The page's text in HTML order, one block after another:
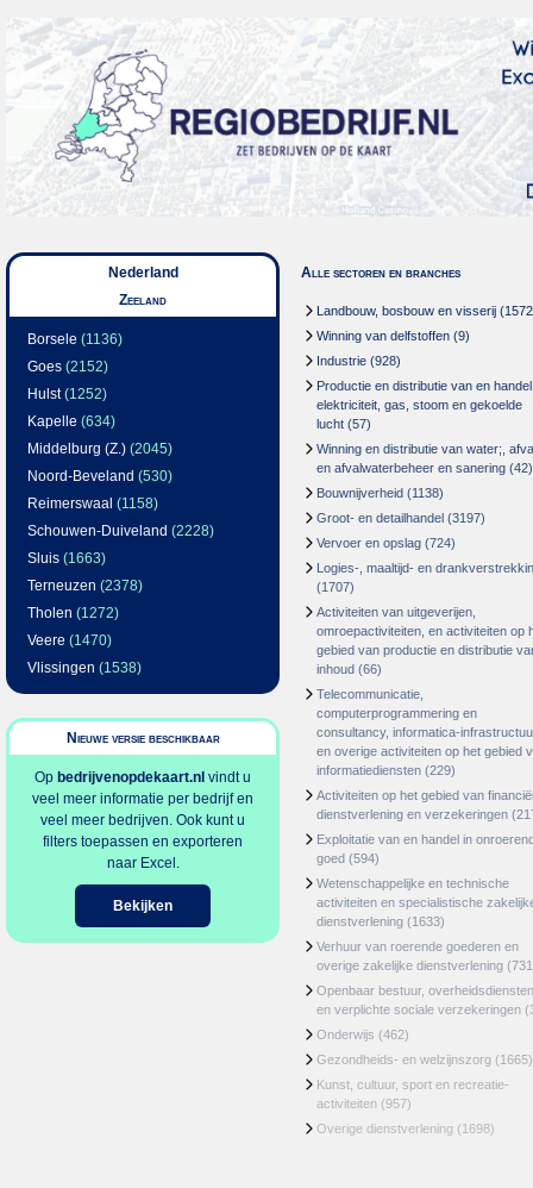
Nederland
Zeeland
Borsele (1136)
Goes (2152)
Hulst(1252)
Kapelle (634)
Middelburg (Z.) (2045)
Noord-Beveland (530)
Reimerswaal (1158)
Schouwen-Duiveland (2228)
Sluis (1663)
Terneuzen (2378)
Tholen (1272)
Veere (1470)
Vlissingen (1538)
Nieuwe versie beschikbaar
Op bedrijvenopdekaart.nl vindt u
veel meer informatie per bedrijf en
veel meer bedrijven. Ook kunt u
filters toepassen en exporteren
naar Excel.
Bekijken
Alle sectoren en branches
Landbouw, bosbouw en visserij
Winning van delfstoffen (9)
Industrie (928)
Productie en distributie van en
elektriciteit, gas, stoom en gekoelde
lucht (57)
Winning en distributie van water;,
en afvalwaterbeheer en sanering (42)
Bouwnijverheid (1138)
Groot- en detailhandel (3197)
Vervoer en opslag (724)
Logies-, maaltijd- en
(1707)
Activiteiten van uitgeverijen,
omroepactiviteiten, en activiteiten op
gebied van productie en distributie
inhoud (66)
Telecommunicatie,
computerprogrammering en
consultancy, informatica-
en overige activiteiten op het gebied
informatiediensten (229)
Activiteiten op het gebied van
dienstverlening en verzekeringen
Exploitatie van en handel in
goed (594)
Wetenschappelijke en technische
activiteiten en specialistische
dienstverlening (1633)
Verhuur van roerende goederen en
overige zakelijke dienstverlening
Openbaar bestuur, overheidsdiensten
en verplichte sociale verzekeringen
Onderwijs (462)
Gezondheids- en welzijnszorg (1665)
Kunst, cultuur, sport en recreatie-
activiteiten (957)
Overige dienstverlening (1698)